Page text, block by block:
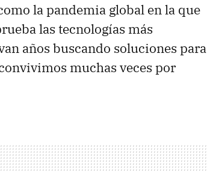
la pandemia global en la que
las tecnologías más
años buscando soluciones para
muchas veces por